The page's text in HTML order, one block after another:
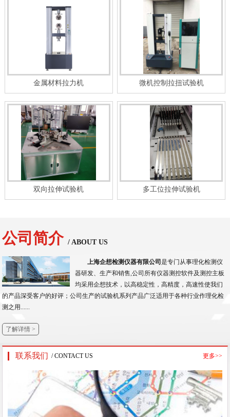
金属材料拉力机 微机控制拉扭试验机
双向拉伸试验机 多工位拉伸试验机
公司简介 / ABOUT US
上海企想检测仪器有限公司是专门从事理化检测仪
器研发、生产和销售,公司所有仪器测控软件及测控主板
均采用企想技术，以高稳定性，高精度，高速性使我们
的产品深受客户的好评；公司生产的试验机系列产品广泛适用于各种行业作理化检
测之用......
了解详情 >
联系我们 / CONTACT US 更多>>